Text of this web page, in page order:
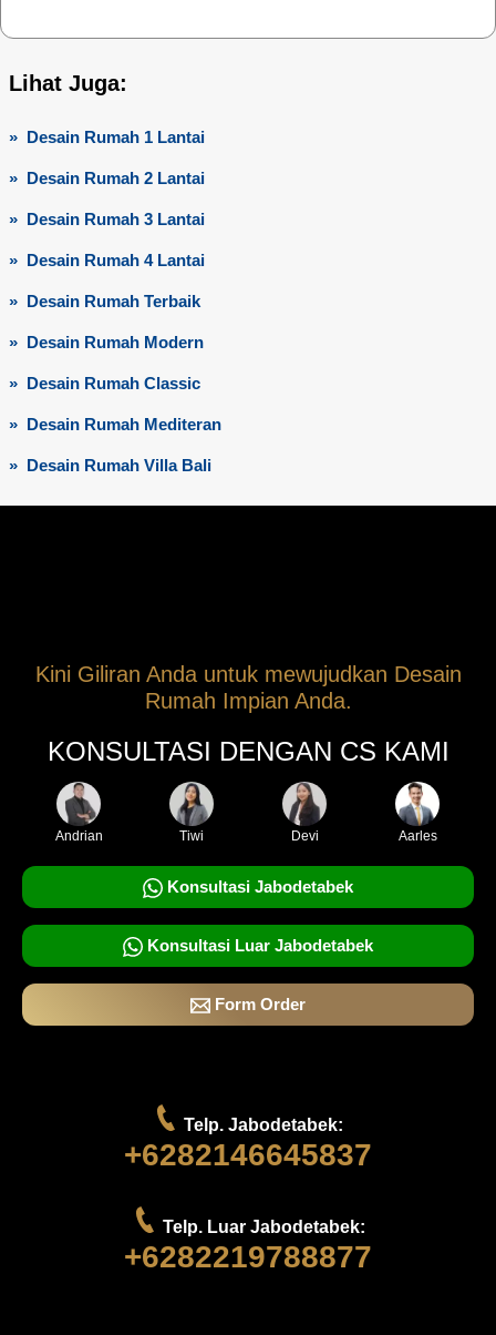
Lihat Juga:
» Desain Rumah 1 Lantai
» Desain Rumah 2 Lantai
» Desain Rumah 3 Lantai
» Desain Rumah 4 Lantai
» Desain Rumah Terbaik
» Desain Rumah Modern
» Desain Rumah Classic
» Desain Rumah Mediteran
» Desain Rumah Villa Bali
Kini Giliran Anda untuk mewujudkan Desain
Rumah Impian Anda.
KONSULTASI DENGAN CS KAMI
Andrian Tiwi Devi Aarles
Konsultasi Jabodetabek
Konsultasi Luar Jabodetabek
Form Order
Telp. Jabodetabek:
+6282146645837
Telp. Luar Jabodetabek:
+6282219788877